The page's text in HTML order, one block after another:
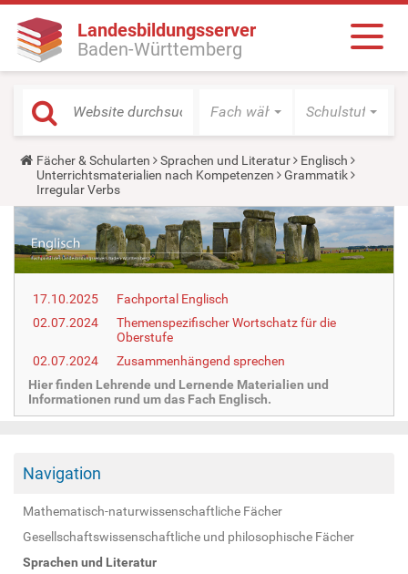
Landesbildungsserver
Baden-Württemberg
Fach wählen Schulstufe
Y
o
u
a
e
h
e
r
:
Fächer & Schularten Sprachen und Literatur
Englisch
Unterrichtsmaterialien nach Kompetenzen
Grammatik
Irregular Verbs
17.10.2025
Fachportal Englisch
02.07.2024
Themenspezifischer Wortschatz für die
Oberstufe
02.07.2024
Zusammenhängend sprechen
Hier finden Lehrende und Lernende Materialien und
Informationen rund um das Fach Englisch.
Navigation
Mathematisch-naturwissenschaftliche Fächer
Gesellschaftswissenschaftliche und philosophische Fächer
Sprachen und Literatur